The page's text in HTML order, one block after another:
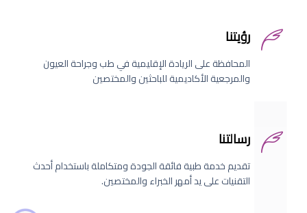
رؤيتنا
المحافظة على الريادة الإقليمية في طب وجراحة العيون
والمرجعية الأكاديمية للباحثين والمختصين
رسالتنا
تقديم خدمة طبية فائقة الجودة ومتكاملة باستخدام أحدث
التقنيات على يد أمهر الخبراء والمختصين.